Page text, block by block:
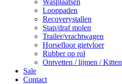
Wasplaatsen
Looppaden
Recoverystallen
Stap/draf molen
Trailer/vrachtwagen
Horsefloor gietvloer
Rubber op rol
Ontvetten / lijmen / Kitten
Sale
Contact